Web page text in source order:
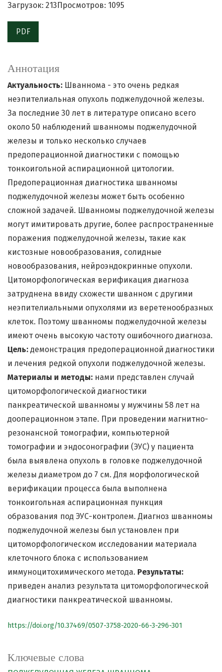
Загрузок: 213 Просмотров: 1095
PDF
Ключевые слова
Аннотация
Актуальность: Шваннома - это очень редкая
неэпителиальная опухоль поджелудочной железы.
За последние 30 лет в литературе описано всего
около 50 наблюдений шванномы поджелудочной
железы и только несколько случаев
предоперационной диагностики с помощью
тонкоигольной аспирационной цитологии.
Предоперационная диагностика шванномы
поджелудочной железы может быть особенно
сложной задачей. Шванномы поджелудочной железы
могут имитировать другие, более распространенные
поражения поджелудочной железы, такие как
кистозные новообразования, солидные
новообразования, нейроэндокринные опухоли.
Цитоморфологическая верификация диагноза
затруднена ввиду схожести шванном с другими
неэпителиальными опухолями из веретенообразных
клеток. Поэтому шванномы поджелудочной железы
имеют очень высокую частоту ошибочного диагноза.
Цель: демонстрация предоперационной диагностики
и лечения редкой опухоли поджелудочной железы.
Материалы и методы: нами представлен случай
цитоморфологической диагностики
панкреатической шванномы у мужчины 58 лет на
дооперационном этапе. При проведении магнитно-
резонансной томографии, компьютерной
томографии и эндосонографии (ЭУС) у пациента
была выявлена опухоль в головке поджелудочной
железы диаметром до 7 см. Для морфологической
верификации процесса была выполнена
тонкоигольная аспирационная пункция
образования под ЭУС-контролем. Диагноз шванномы
поджелудочной железы был установлен при
цитоморфологическом исследовании материала
клеточного блока с использованием
иммуноцитохимического метода. Результаты:
приведен анализ результата цитоморфологической
диагностики панкреатической шванномы.
https://doi.org/10.37469/0507-3758-2020-66-3-296-301